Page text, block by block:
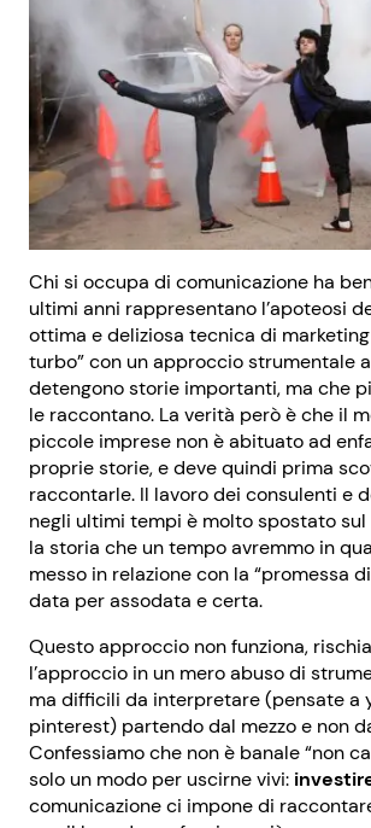
Chi si occupa di comunicazione ha
ultimi anni rappresentano l’apoteosi
ottima e deliziosa tecnica di
turbo” con un approccio strumentale
detengono storie importanti, ma che
le raccontano. La verità però è che il
piccole imprese non è abituato ad
proprie storie, e deve quindi prima
raccontarle. Il lavoro dei consulenti e
negli ultimi tempi è molto spostato
la storia che un tempo avremmo in
messo in relazione con la “promessa
data per assodata e certa.
Questo approccio non funziona,
l’approccio in un mero abuso di
ma difficili da interpretare (pensate a
pinterest) partendo dal mezzo e non
Confessiamo che non è banale “non
solo un modo per uscirne vivi:
comunicazione ci impone di